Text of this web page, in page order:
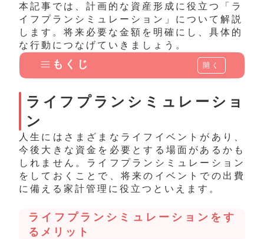
本記事では、計画的な資産形成に役立つ「ラ
イフプランシミュレーション」について解説
します。将来必要な金額を明確にし、具体的
な行動につなげていきましょう。
もくじ 開く
ライフプランシミュレーショ
ン
人生にはさまざまなライフイベントがあり、
今後大きな資金を必要とする場面があるかも
しれません。ライフプランシミュレーション
をしておくことで、将来のイベントでの出費
に備える家計管理に役立つといえます。
ライフプランシミュレーションをす
るメリット